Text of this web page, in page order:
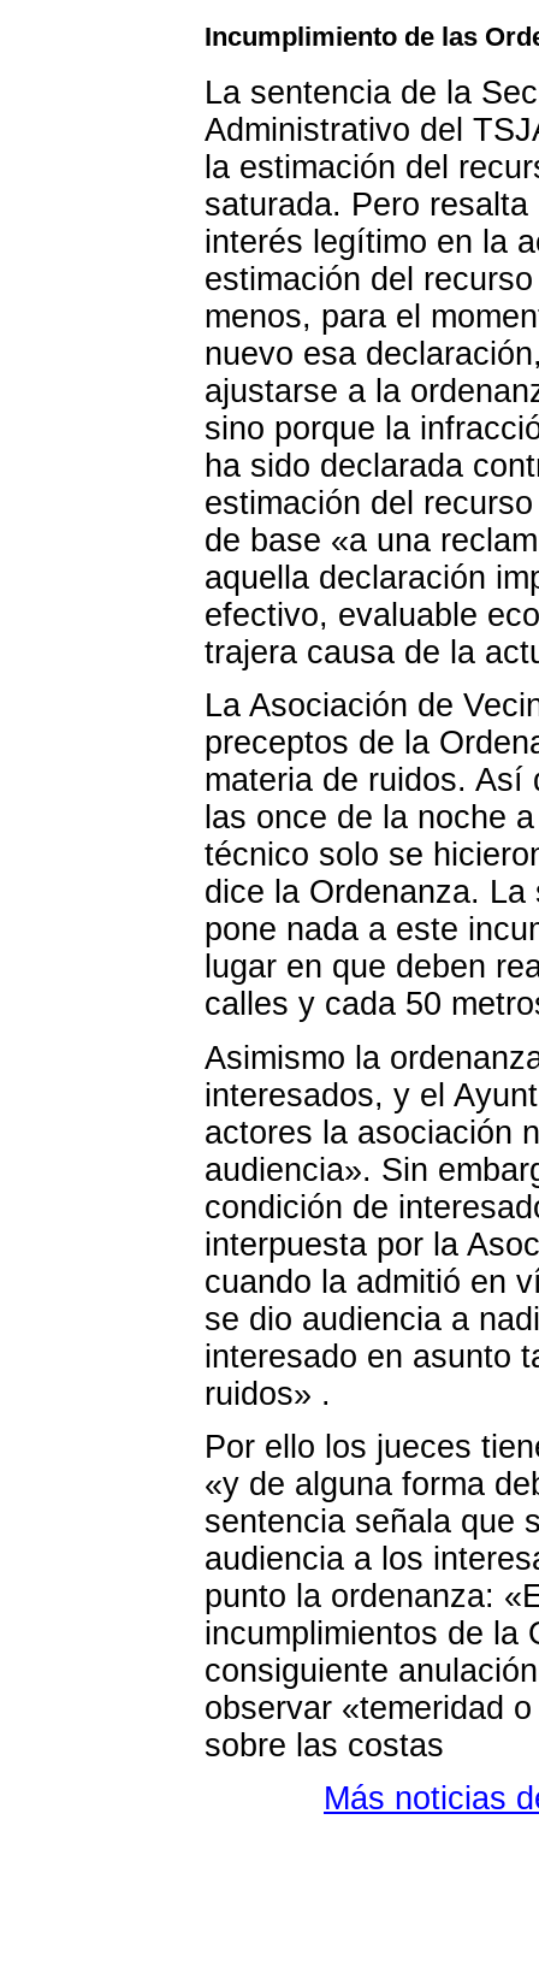
Incumplimiento de las
La sentencia de la
Administrativo del
la estimación del
saturada. Pero
interés legítimo en la
estimación del
menos, para el
nuevo esa
ajustarse a la
sino porque la
ha sido declarada
estimación del
de base «a una
aquella declaración
efectivo, evaluable
trajera causa de la
La Asociación de
preceptos de la
materia de ruidos. Así
las once de la noche
técnico solo se
dice la Ordenanza.
pone nada a este
lugar en que deben
calles y cada 50
Asimismo la
interesados, y el
actores la asociación
audiencia». Sin
condición de
interpuesta por la
cuando la admitió en
se dio audiencia a
interesado en asunto
ruidos» .
Por ello los jueces
«y de alguna forma
sentencia señala que
audiencia a los
punto la ordenanza:
incumplimientos de la
consiguiente
observar «temeridad
sobre las costas
Más noticias